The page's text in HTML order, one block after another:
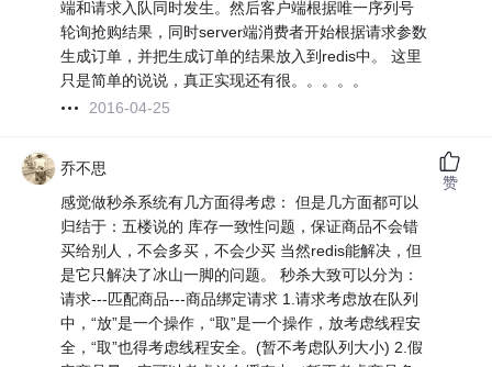
端和请求入队同时发生。然后客户端根据唯一序列号
轮询抢购结果，同时server端消费者开始根据请求参数
生成订单，并把生成订单的结果放入到redis中。 这里
只是简单的说说，真正实现还有很。。。。。
2016-04-25
乔不思
感觉做秒杀系统有几方面得考虑： 但是几方面都可以
归结于：五楼说的 库存一致性问题，保证商品不会错
买给别人，不会多买，不会少买 当然redis能解决，但
是它只解决了冰山一脚的问题。 秒杀大致可以分为：
请求---匹配商品---商品绑定请求 1.请求考虑放在队列
中，“放”是一个操作，“取”是一个操作，放考虑线程安
全，“取”也得考虑线程安全。(暂不考虑队列大小) 2.假
赞